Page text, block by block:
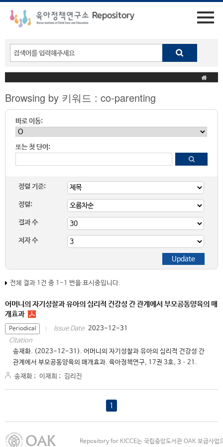
Browsing by 키워드 : co-parenting
바로 이동:
또는 첫 단어:
정렬 기준:
정렬:
결과 수
저자 수
전체 결과 1건 중 1-1 번을 표시중입니다.
어머니의 자기성찰과 유아의 심리적 건강성 간 관계에서 부모공동양육의 매
개효과
Periodical Issue Date 2023-12-31
Citation
송재화. (2023-12-31). 어머니의 자기성찰과 유아의 심리적 건강성 간
관계에서 부모공동양육의 매개효과. 육아정책연구, 17권 3호, 3–21.
송재화 ; 이재희 ; 김리진
1
Repository for KICCE는 국립중앙도서관 OAK 보급사업